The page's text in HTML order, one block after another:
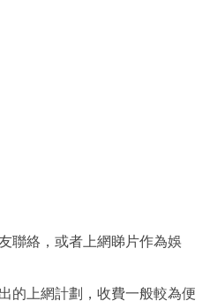
聯絡，或者上網睇片作為娛
的上網計劃，收費一般較為便